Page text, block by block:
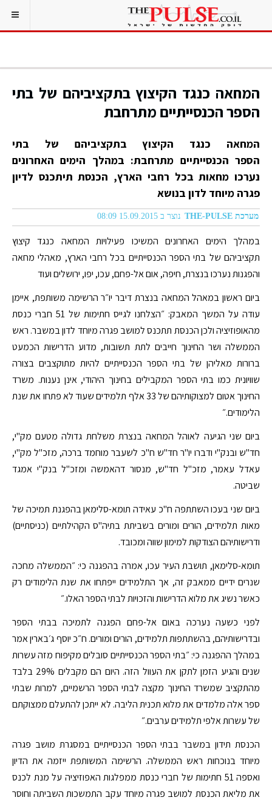
המחאה כנגד הקיצוץ בתקציביהם של בתי
הספר הכנסייתיים מתרחבת
המחאה כנגד הקיצוץ בתקציביהם של בתי
הספר הכנסייתיים מתרחבת: במהלך הימים האחרונים
נערכו מחאות בכל רחבי הארץ, הכנסת תיתכנס לדיון
פגרה מיוחד לדון בנושא
מערכת THE-PULSE נוצר ב 15.09.2015 08:09
במהלך הימים האחרונים המשיכו פעילויות המחאה כנגד קיצוץ
תקציביהם של בתי הספר הכנסייתיים בכל רחבי הארץ, מאהלי מחאה
והפגנות נערכו בנצרת, חיפה, אום אל-פחם, עכו, יפו, ירושלים ועוד
ביום ראשון במאהל המחאה בנצרת דיבר יו״ר הרשימה משותפת, איימן
עודה על המשך המאבק: ״הצלחנו לגייס חתימות של 51 חברי כנסת
מהאופוזיציה ולכן הכנסת תתכנס למושב פגרה מיוחד לדון במשבר. ראש
הממשלה ושר החינוך חייבים לתת תשובות, מדוע הדרישות הכמעט
ברורות מאליהן של בתי הספר הכנסייתיים להיות מתוקצבים בצורה
שוויונית כמו בתי הספר המקבילים בחינוך היהודי, אינן נענות. משרד
החינוך אטום למצוקותיהם של 33 אלף תלמידים שעוד לא פתחו את שנת
הלימודים.״
ביום שני הגיעה לאוהל המחאה בנצרת משלחת גדולה מטעם מק"י,
חד"ש ובנק"י ודברו יו"ר חד"ש ח"כ לשעבר מוחמד ברכה, מזכ"ל מק"י,
עאדל עאמר, מזכ"ל חד"ש, מנסור דהאמשה ומזכ"ל בנק"י אמגד
שביטה.
ביום שני בעכו השתתפה ח"כ עאידה תומא-סלימאן בהפגנת תמיכה של
מאות תלמידים, הורים ומורים בשביתת בתיה"ס הקהילתיים (כניסתיים)
ודרישותיהם הצודקות למימון שווה ומכובד.
תומא-סלימאן, תושבת העיר עכו, אמרה בהפגנה כי: ״הממשלה מחכה
שנרים ידיים ממאבק זה, אך התלמידים ייפתחו את שנת הלימודים רק
כאשר נשיג את מלוא הדרישות והזכויות לבתי הספר האלו.״
לפני כשעה נערכה באום אל-פחם הפגנה לתמיכה בבתי הספר
ובדרישותיהם, בהשתתפות תלמידים, הורים ומורים. ח״כ יוסף ג׳בארין אמר
במהלך ההפגנה כי: ״בתי הספר הכנסייתיים סובלים מקיפוח מזה עשרות
שנים והגיע הזמן לתקן את העוול הזה. היום הם מקבלים 29% בלבד
מהתקציב שמשרד החינוך מקצה לבתי הספר הרשמיים, למרות שבתי
ספר אלה מלמדים את מלוא תכנית הליבה. לא ייתכן להתעלם ממצוקתם
של עשרות אלפי תלמידים ערבים.״
הכנסת תידון במשבר בבתי הספר הכנסייתיים במסגרת מושב פגרה
מיוחד בנוכחות ראש הממשלה. הרשימה המשותפת ייזמה את הדיון
ואספה 51 חתימות של חברי כנסת ממפלגות האפוזיציה על מנת לכנס
את מליאת הכנסת למושב פגרה מיוחד עקב התמשכות השביתה וחוסר